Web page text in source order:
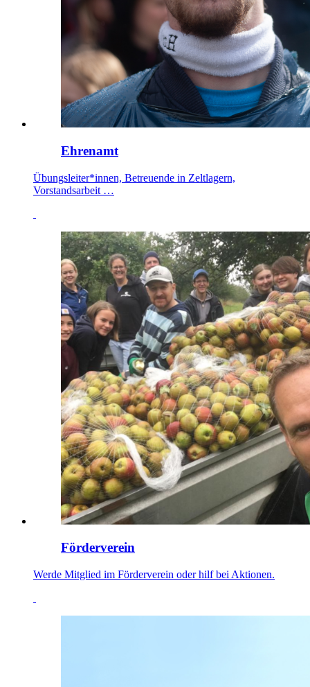
Ehrenamt
Übungsleiter*innen, Betreuende in Zeltlagern,
Vorstandsarbeit …
Förderverein
Werde Mitglied im Förderverein oder hilf bei Aktionen.